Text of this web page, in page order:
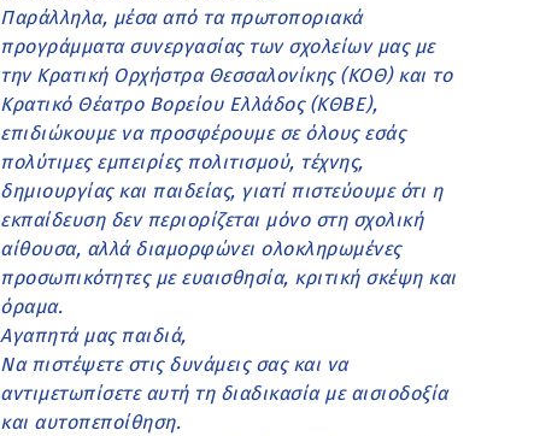
Παράλληλα, μέσα από τα πρωτοποριακά
προγράμματα συνεργασίας των σχολείων μας με
την Κρατική Ορχήστρα Θεσσαλονίκης (ΚΟΘ) και το
Κρατικό Θέατρο Βορείου Ελλάδος (ΚΘΒΕ),
επιδιώκουμε να προσφέρουμε σε όλους εσάς
πολύτιμες εμπειρίες πολιτισμού, τέχνης,
δημιουργίας και παιδείας, γιατί πιστεύουμε ότι η
εκπαίδευση δεν περιορίζεται μόνο στη σχολική
αίθουσα, αλλά διαμορφώνει ολοκληρωμένες
προσωπικότητες με ευαισθησία, κριτική σκέψη και
όραμα.
Αγαπητά μας παιδιά,
Να πιστέψετε στις δυνάμεις σας και να
αντιμετωπίσετε αυτή τη διαδικασία με αισιοδοξία
και αυτοπεποίθηση.